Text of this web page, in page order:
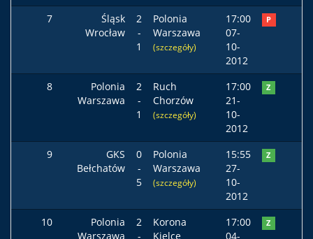
7
Śląsk
Wrocław
2
-
1
Polonia
Warszawa
(szczegóły)
17:00
07-
10-
2012
P
8
Polonia
Warszawa
2
-
1
Ruch
Chorzów
(szczegóły)
17:00
21-
10-
2012
Z
9
GKS
Bełchatów
0
-
5
Polonia
Warszawa
(szczegóły)
15:55
27-
10-
2012
Z
10
Polonia
Warszawa
2
-
Korona
Kielce
17:00
04-
Z